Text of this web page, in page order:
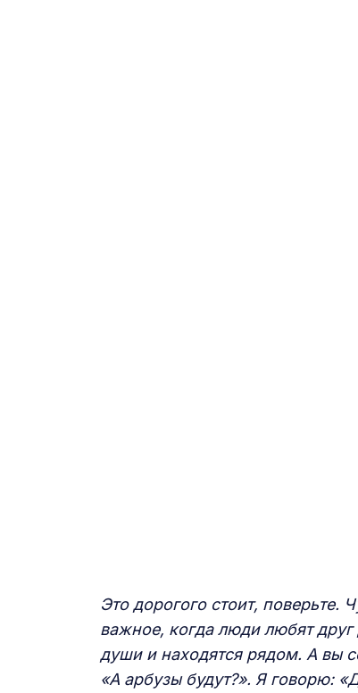
Это дорогого стоит, поверьте.
важное, когда люди любят друг
души и находятся рядом. А вы
«А арбузы будут?». Я говорю: